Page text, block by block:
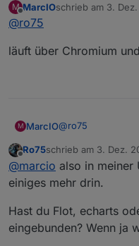
Ro75
M
Offline
MarcIOschrieb am 3.
zuletzt editiert von
@ro75
läuft über Chromium
M MarcIO@ro75
läuft über
Offline
Ro75schrieb am 3. Dez.
zuletzt editiert von
@marcio also in meiner
einiges mehr drin.
Hast du Flot, echarts
eingebunden? Wenn ja